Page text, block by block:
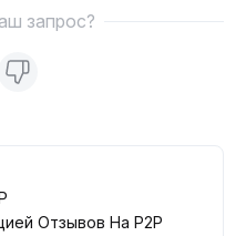
запрос?
Отзывов На P2P